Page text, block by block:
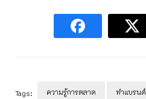
Tags: ความรู้การตลาด ทำแบรน